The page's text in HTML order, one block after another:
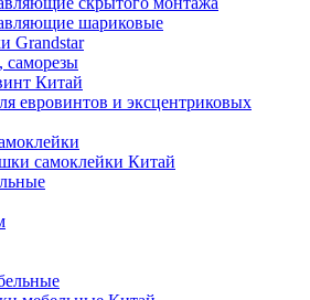
шариковые
Grandstar
саморезы
Китай
евровинтов и эксцентриковых
самоклейки Китай